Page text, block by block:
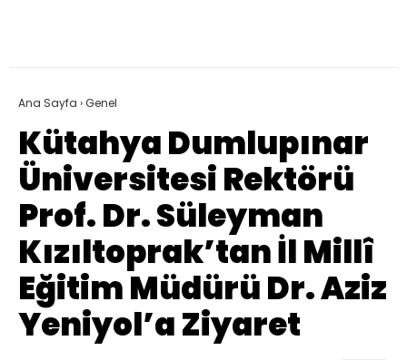
Ana Sayfa ›Genel
Kütahya Dumlupınar
Üniversitesi Rektörü
Prof. Dr. Süleyman
Kızıltoprak’tan İl Millî
Eğitim Müdürü Dr. Aziz
Yeniyol’a Ziyaret